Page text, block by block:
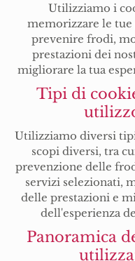
Utilizziamo i
memorizzare le tue
prevenire frodi,
prestazioni dei
migliorare la tua
Tipi di
Utilizziamo diversi
scopi diversi, tra
prevenzione delle
servizi selezionati,
delle prestazioni e
dell'esperienza
Panoramica